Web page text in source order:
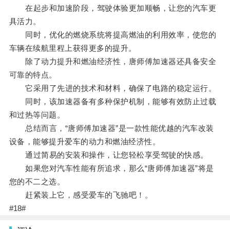
在起步和加速阶段，驾驶体验更加顺畅，让您的汽车更
具活力。
同时，优化的燃烧系统将提高燃油的利用效率，使您的
车辆在续航里程上获得更多的提升。
除了动力提升和燃油经济性，唐师傅加速器还具备安全
可靠的特点。
它采用了先进的技术和材料，确保了电路的稳定运行。
同时，该加速器备有多种保护机制，能够有效防止过载
和过热等问题。
总结而言，“唐师傅加速器”是一款性能优越的汽车改装
设备，能够提升爱车的动力和燃油经济性。
通过简易的安装和操作，让您轻松享受驾驶的快感。
如果您对汽车性能有所追求，那么“唐师傅加速器”将是
您的不二之选。
赶紧装上它，感受爱车的飞驰吧！。
#18#